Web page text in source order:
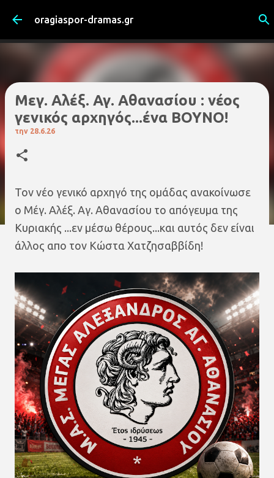
Μετάβαση στο κύριο περιεχόμενο
oragiaspor-dramas.gr
Μεγ. Αλέξ. Αγ. Αθανασίου : νέος
γενικός αρχηγός...ένα ΒΟΥΝΟ!
την 28.6.26
Τον νέο γενικό αρχηγό της ομάδας ανακοίνωσε
ο Μέγ. Αλέξ. Αγ. Αθανασίου το απόγευμα της
Κυριακής ...εν μέσω θέρους...και αυτός δεν είναι
άλλος απο τον Κώστα Χατζησαββίδη!